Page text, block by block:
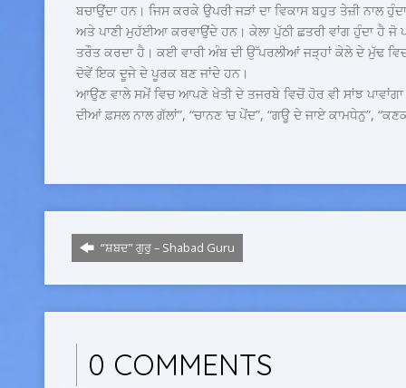
ਬਚਾਉਂਦਾ ਹਨ। ਜਿਸ ਕਰਕੇ ਉਪਰੀ ਜੜਾਂ ਦਾ ਵਿਕਾਸ ਬਹੁਤ ਤੇਜ਼ੀ ਨਾਲ
ਅਤੇ ਪਾਣੀ ਮੁਹੱਈਆ ਕਰਵਾਉਂਦੇ ਹਨ। ਕੇਲਾ ਪੁੱਠੀ ਛਤਰੀ ਵਾਂਗ ਹੁੰਦਾ ਹੈ
ਤਰੌਤ ਕਰਦਾ ਹੈ। ਕਈ ਵਾਰੀ ਅੰਬ ਦੀ ਉੱਪਰਲੀਆਂ ਜੜ੍ਹਾਂ ਕੇਲੇ ਦੇ ਮੁੱਢ
ਦੋਵੇਂ ਇਕ ਦੂਜੇ ਦੇ ਪੂਰਕ ਬਣ ਜਾਂਦੇ ਹਨ।
ਆਉਣ ਵਾਲੇ ਸਮੇਂ ਵਿਚ ਆਪਣੇ ਖੇਤੀ ਦੇ ਤਜਰਬੇ ਵਿਚੋਂ ਹੋਰ ਵੀ ਸਾਂਝ ਪਾਵਾਂਗਾ
ਦੀਆਂ ਫ਼ਸਲ ਨਾਲ ਗੱਲਾਂ”, “ਚਾਨਣ ‘ਚ ਪੇਂਦ”, “ਗਊ ਦੇ ਜਾਏ ਕਾਮਧੇਨੁ”,
“ਸ਼ਬਦ” ਗੁਰੁ – Shabad Guru
0 COMMENTS